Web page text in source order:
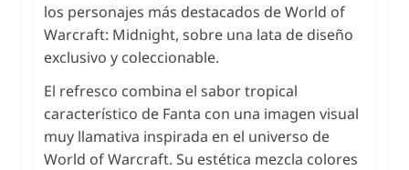
los personajes más destacados de World of
Warcraft: Midnight, sobre una lata de diseño
exclusivo y coleccionable.
El refresco combina el sabor tropical
característico de Fanta con una imagen visual
muy llamativa inspirada en el universo de
World of Warcraft. Su estética mezcla colores